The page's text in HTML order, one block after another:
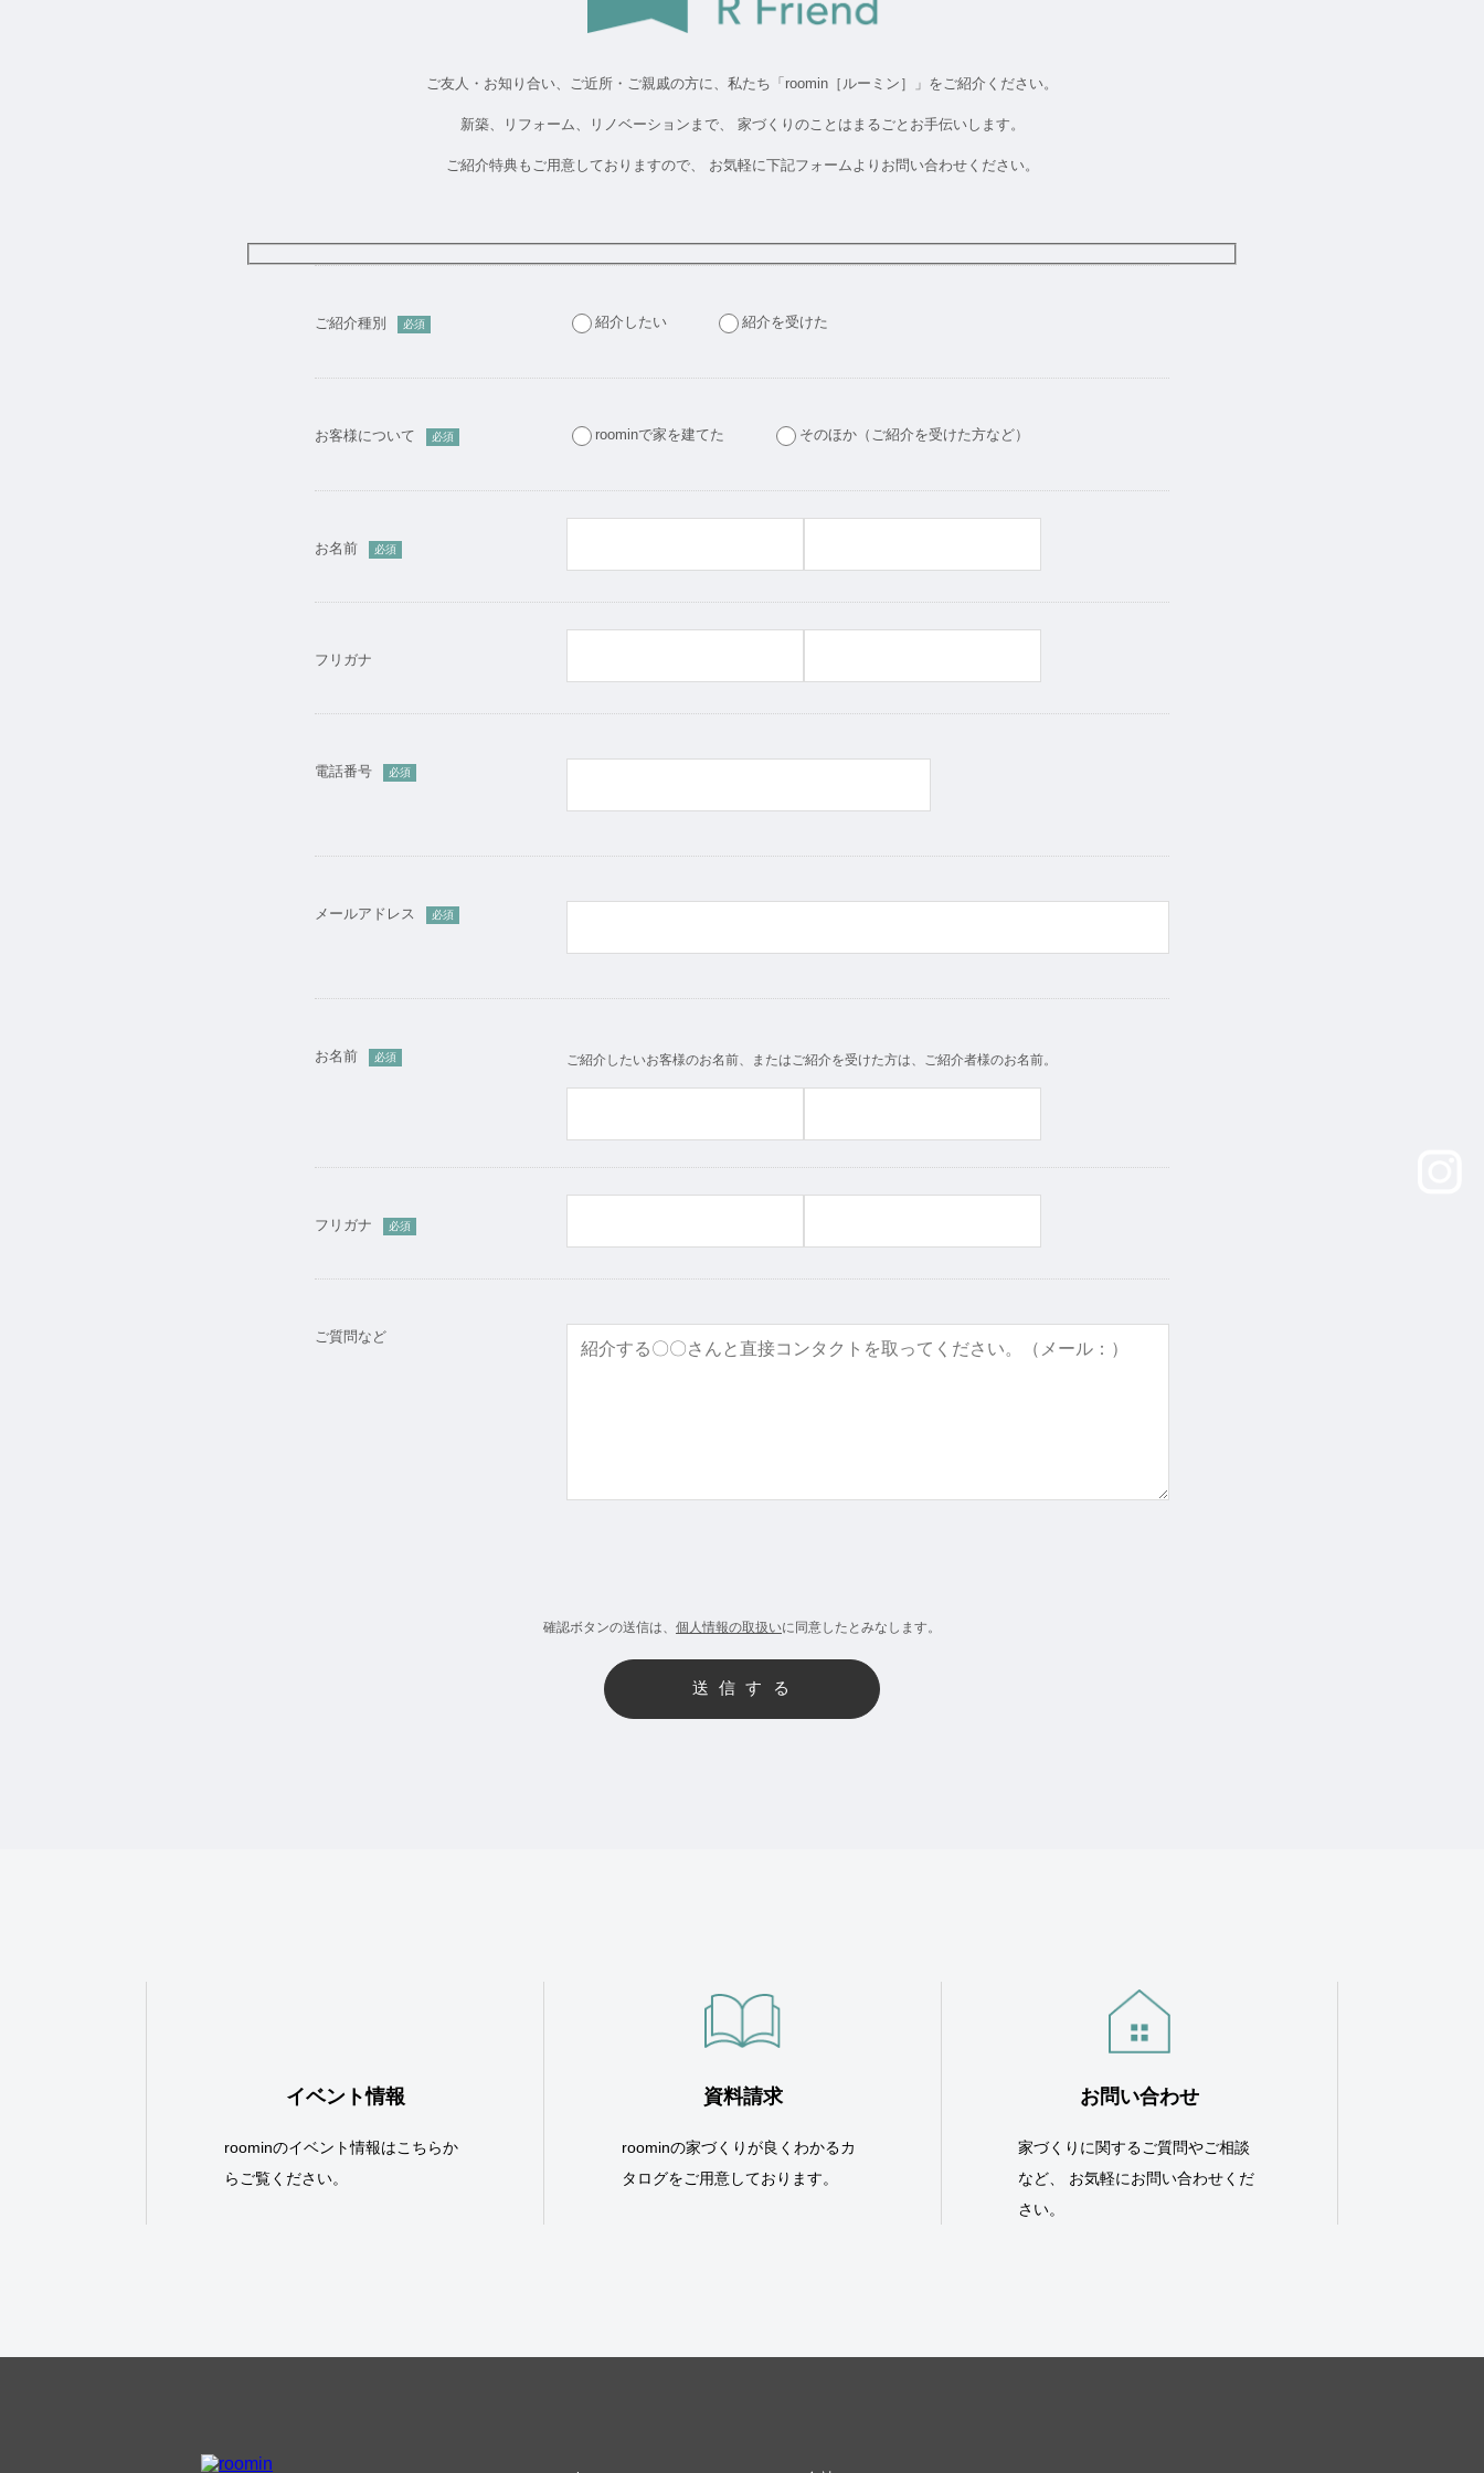
ご友人・お知り合い、ご近所・ご親戚の方に、 私たち「roomin［ルーミン］」をご紹介ください。
新築、リフォーム、リノベーションまで、 家づくりのことはまるごとお手伝いします。
ご紹介特典もご用意しておりますので、 お気軽に下記フォームよりお問い合わせください。
ご紹介種別 必須 紹介したい 紹介を受けた
お客様について 必須 roominで家を建てた そのほか（ご紹介を受けた方など）
お名前 必須
フリガナ
電話番号 必須
メールアドレス 必須
お名前 必須 ご紹介したいお客様のお名前、またはご紹介を受けた方は、ご紹介者様のお名前。
フリガナ 必須
ご質問など
確認ボタンの送信は、 個人情報の取扱いに同意したとみなします。
イベント情報
roominのイベント情報はこちらか
らご覧ください。
資料請求
roominの家づくりが良くわかるカ
タログをご用意しております。
お問い合わせ
家づくりに関するご質問やご相談
など、 お気軽にお問い合わせくだ
さい。